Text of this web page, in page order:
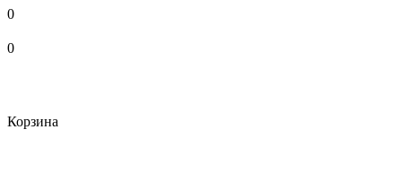
0
0
Корзина